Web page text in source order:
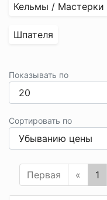
Кельмы / Мастерки
Шпателя
Показывать по
Сортировать по
Первая « 1